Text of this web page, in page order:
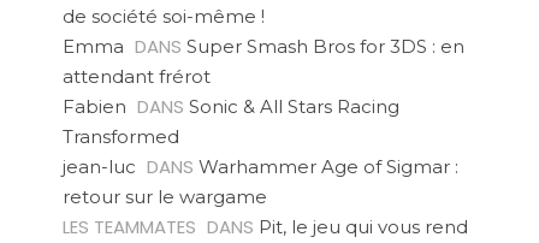
de société soi-même !
Emma DANS Super Smash Bros for 3DS : en
attendant frérot
Fabien DANS Sonic & All Stars Racing
Transformed
jean-luc DANS Warhammer Age of Sigmar :
retour sur le wargame
LES TEAMMATES DANS Pit, le jeu qui vous rend